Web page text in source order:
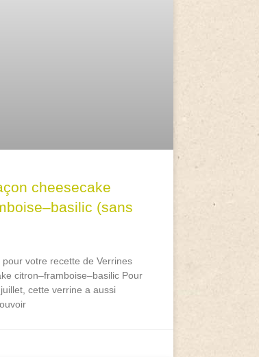
cheesecake
(sans
votre recette de Verrines
citron–framboise–basilic Pour
cette verrine a aussi